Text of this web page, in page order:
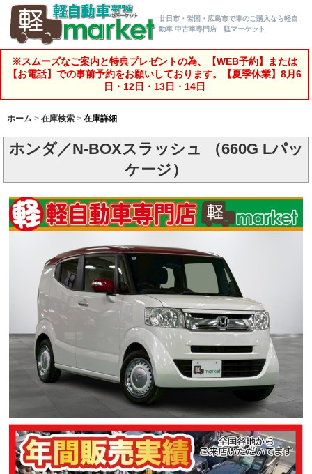
廿日市・岩国・広島市で車のご購入なら軽自
動車 中古車専門店 軽マーケット
※スムーズなご案内と特典プレゼントの為、【WEB予約】または
【お電話】での事前予約をお願いしております。【夏季休業】8月6
日・12日・13日・14日
ホーム 在庫検索 在庫詳細
ホンダ／N-BOXスラッシュ （660G Lパッ
ケージ）